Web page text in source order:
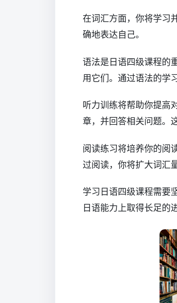
在词汇方面，你将学习
确地表达自己。
语法是日语四级课程的
用它们。通过语法的学
听力训练将帮助你提高
章，并回答相关问题。
阅读练习将培养你的阅
过阅读，你将扩大词汇
学习日语四级课程需要
日语能力上取得长足的